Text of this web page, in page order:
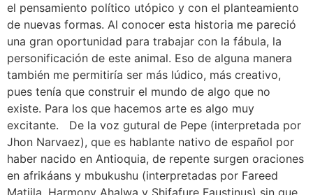
el pensamiento político utópico y con el planteamiento
de nuevas formas. Al conocer esta historia me pareció
una gran oportunidad para trabajar con la fábula, la
personificación de este animal. Eso de alguna manera
también me permitiría ser más lúdico, más creativo,
pues tenía que construir el mundo de algo que no
existe. Para los que hacemos arte es algo muy
excitante. De la voz gutural de Pepe (interpretada por
Jhon Narvaez), que es hablante nativo de español por
haber nacido en Antioquia, de repente surgen oraciones
en afrikáans y mbukushu (interpretadas por Fareed